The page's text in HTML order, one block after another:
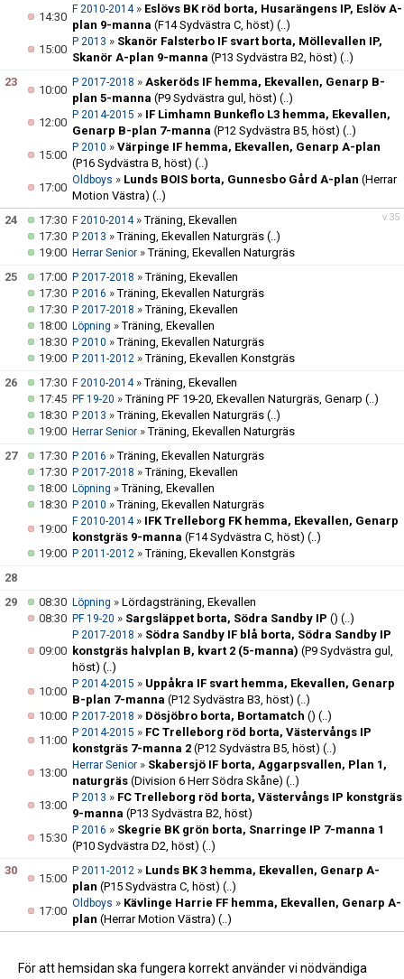
14:30
F 2010-2014» Eslövs BK röd borta, Husarängens IP, Eslöv A-
plan 9-manna (F14 Sydvästra C, höst) (..)
15:00
P 2013 » Skanör Falsterbo IF svart borta, Möllevallen IP,
Skanör A-plan 9-manna (P13 Sydvästra B2, höst) (..)
23
10:00
P 2017-2018 » Askeröds IF hemma, Ekevallen, Genarp B-
plan 5-manna (P9 Sydvästra gul, höst) (..)
12:00
P 2014-2015 » IF Limhamn Bunkeflo L3 hemma, Ekevallen,
Genarp B-plan 7-manna (P12 Sydvästra B5, höst) (..)
15:00
P 2010 » Värpinge IF hemma, Ekevallen, Genarp A-plan
(P16 Sydvästra B, höst) (..)
17:00
Oldboys » Lunds BOIS borta, Gunnesbo Gård A-plan (Herrar
Motion Västra) (..)
v.35
24 17:30 F 2010-2014»Träning, Ekevallen
17:30 P 2013 »Träning, Ekevallen Naturgräs (..)
19:00 Herrar Senior »Träning, Ekevallen Naturgräs
25
17:00 P 2017-2018 »Träning, Ekevallen
17:30 P 2016 »Träning, Ekevallen Naturgräs
17:30 P 2017-2018 »Träning, Ekevallen
18:00 Löpning »Träning, Ekevallen
18:30 P 2010 »Träning, Ekevallen Naturgräs
19:00 P 2011-2012 »Träning, Ekevallen Konstgräs
26
17:30 F 2010-2014»Träning, Ekevallen
17:45 PF 19-20 »Träning PF 19-20, Ekevallen Naturgräs, Genarp (..)
18:30 P 2013 »Träning, Ekevallen Naturgräs (..)
19:00 Herrar Senior »Träning, Ekevallen Naturgräs
27
17:30 P 2016 »Träning, Ekevallen Naturgräs
17:30 P 2017-2018 »Träning, Ekevallen
18:00 Löpning »Träning, Ekevallen
18:30 P 2010 »Träning, Ekevallen Naturgräs
19:00
F 2010-2014» IFK Trelleborg FK hemma, Ekevallen, Genarp
konstgräs 9-manna (F14 Sydvästra C, höst) (..)
19:00 P 2011-2012 »Träning, Ekevallen Konstgräs
28
29
08:30 Löpning » Lördagsträning, Ekevallen
08:30 PF 19-20 » Sargsläppet borta, Södra Sandby IP () (..)
09:00
P 2017-2018 » Södra Sandby IF blå borta, Södra Sandby IP
konstgräs halvplan B, kvart 2 (5-manna) (P9 Sydvästra gul,
höst) (..)
10:00
P 2014-2015 » Uppåkra IF svart hemma, Ekevallen, Genarp
B-plan 7-manna (P12 Sydvästra B3, höst) (..)
10:00 P 2017-2018 » Dösjöbro borta, Bortamatch () (..)
11:00
P 2014-2015 » FC Trelleborg röd borta, Västervångs IP
konstgräs 7-manna 2 (P12 Sydvästra B5, höst) (..)
13:00
Herrar Senior » Skabersjö IF borta, Aggarpsvallen, Plan 1,
naturgräs (Division 6 Herr Södra Skåne) (..)
13:00
P 2013 » FC Trelleborg röd borta, Västervångs IP konstgräs
9-manna (P13 Sydvästra B2, höst)
15:30
P 2016 » Skegrie BK grön borta, Snarringe IP 7-manna 1
(P10 Sydvästra D2, höst) (..)
30
15:00
P 2011-2012 » Lunds BK 3 hemma, Ekevallen, Genarp A-
plan (P15 Sydvästra C, höst) (..)
17:00
Oldboys » Kävlinge Harrie FF hemma, Ekevallen, Genarp A-
plan (Herrar Motion Västra) (..)
17:30
P 2013 Träning, Ekevallen Naturgräs
(..)
19:00Herrar Senior »Träning, Ekevallen Naturgräs
För att hemsidan ska fungera korrekt använder vi nödvändiga